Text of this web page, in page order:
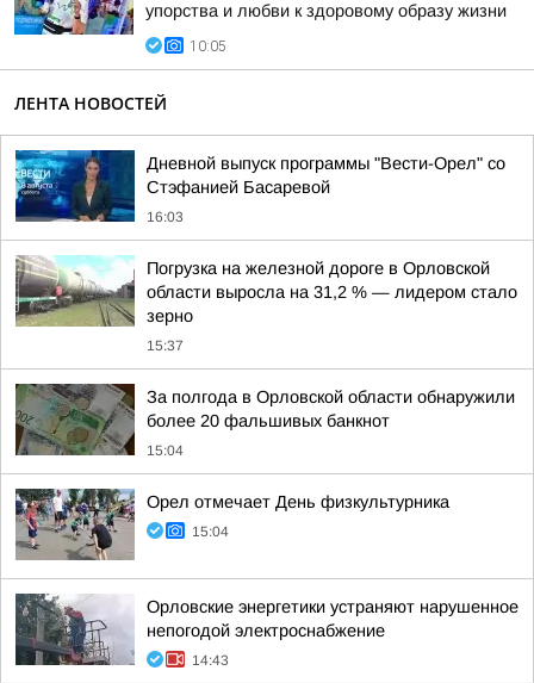
упорства и любви к здоровому образу жизни
10:05
ЛЕНТА НОВОСТЕЙ
Дневной выпуск программы "Вести-Орел" со
Стэфанией Басаревой
16:03
Погрузка на железной дороге в Орловской
области выросла на 31,2 % — лидером стало
зерно
15:37
За полгода в Орловской области обнаружили
более 20 фальшивых банкнот
15:04
Орел отмечает День физкультурника
15:04
Орловские энергетики устраняют нарушенное
непогодой электроснабжение
14:43